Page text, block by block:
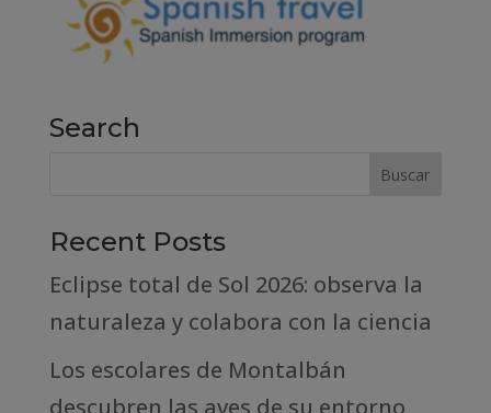
Search
Recent Posts
Eclipse total de Sol 2026: observa la
naturaleza y colabora con la ciencia
Los escolares de Montalbán
descubren las aves de su entorno